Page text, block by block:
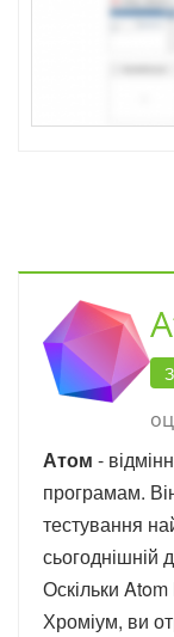
Атом -
програмам.
тестування
сьогоднішній
Оскільки
Хроміум, ви